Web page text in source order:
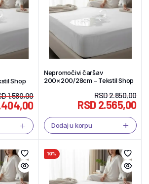
Shop
1.560,00
Nepromočivi čaršav
200×200/28cm – Tekstil Shop
RSD2.850,00
RSD2.565,00
Dodaj u korpu
10%